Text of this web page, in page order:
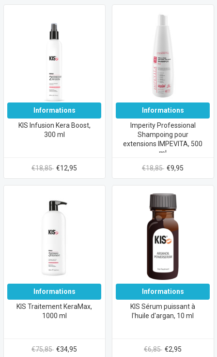
Informations
KIS Infusion Kera Boost,
300 ml
€18,85 €12,95
Informations
Imperity Professional
Shampoing pour
extensions IMPEVITA, 500
ml
€18,85 €9,95
Informations
KIS Traitement KeraMax,
1000 ml
€75,85 €34,95
Informations
KIS Sérum puissant à
l'huile d'argan, 10 ml
€6,85 €2,95